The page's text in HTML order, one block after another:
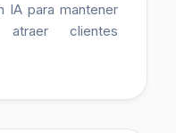
IA para mantener
clientes